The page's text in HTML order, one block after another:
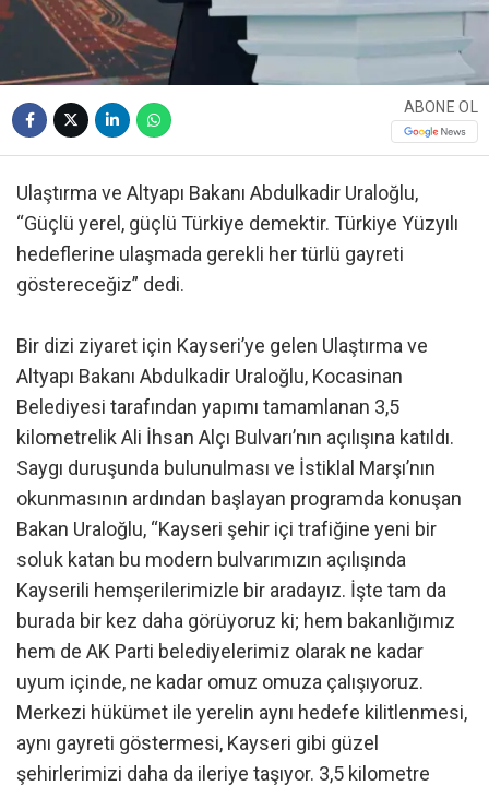
ABONE OL
Ulaştırma ve Altyapı Bakanı Abdulkadir Uraloğlu,
“Güçlü yerel, güçlü Türkiye demektir. Türkiye Yüzyılı
hedeflerine ulaşmada gerekli her türlü gayreti
göstereceğiz” dedi.
Bir dizi ziyaret için Kayseri’ye gelen Ulaştırma ve
Altyapı Bakanı Abdulkadir Uraloğlu, Kocasinan
Belediyesi tarafından yapımı tamamlanan 3,5
kilometrelik Ali İhsan Alçı Bulvarı’nın açılışına katıldı.
Saygı duruşunda bulunulması ve İstiklal Marşı’nın
okunmasının ardından başlayan programda konuşan
Bakan Uraloğlu, “Kayseri şehir içi trafiğine yeni bir
soluk katan bu modern bulvarımızın açılışında
Kayserili hemşerilerimizle bir aradayız. İşte tam da
burada bir kez daha görüyoruz ki; hem bakanlığımız
hem de AK Parti belediyelerimiz olarak ne kadar
uyum içinde, ne kadar omuz omuza çalışıyoruz.
Merkezi hükümet ile yerelin aynı hedefe kilitlenmesi,
aynı gayreti göstermesi, Kayseri gibi güzel
şehirlerimizi daha da ileriye taşıyor. 3,5 kilometre